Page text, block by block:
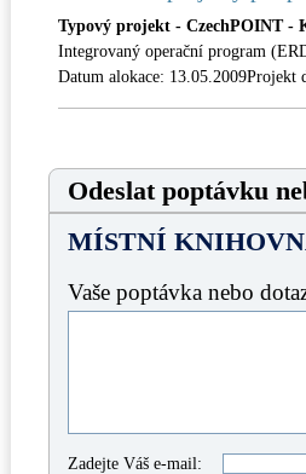
Typový projekt - CzechPOINT -
Integrovaný operační program
Datum alokace: 13.05.2009Projekt
Odeslat poptávku
MÍSTNÍ
Vaše poptávka nebo
Zadejte Váš e-mail: